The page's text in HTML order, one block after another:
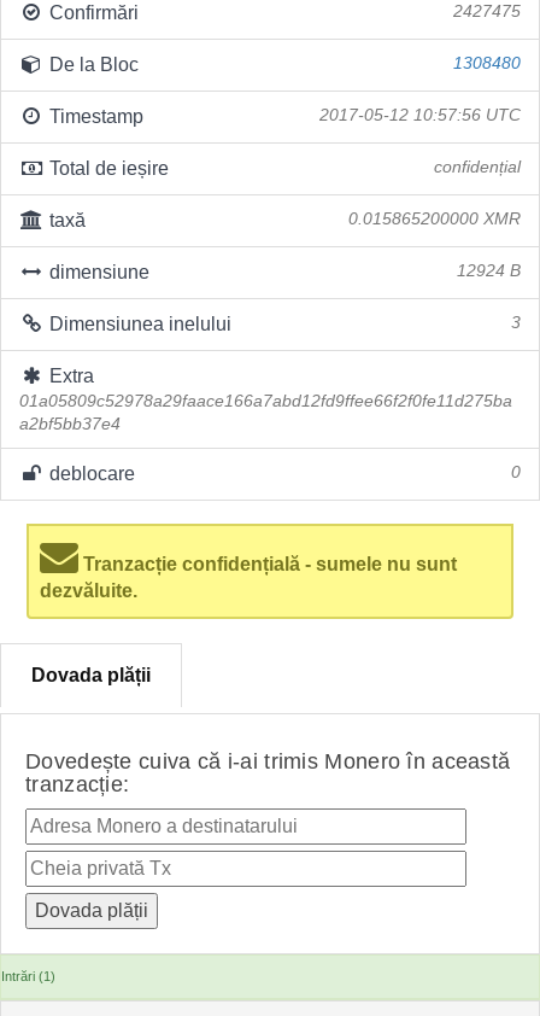
Confirmări 2427475
De la Bloc 1308480
Timestamp 2017-05-12 10:57:56 UTC
Total de ieșire confidențial
taxă 0.015865200000 XMR
dimensiune 12924 B
Dimensiunea inelului 3
Extra
01a05809c52978a29faace166a7abd12fd9ffee66f2f0fe11d275ba
a2bf5bb37e4
deblocare 0
Tranzacție confidențială - sumele nu sunt
dezvăluite.
Dovada plății
Dovedește cuiva că i-ai trimis Monero în această
tranzacție:
Intrări (1)